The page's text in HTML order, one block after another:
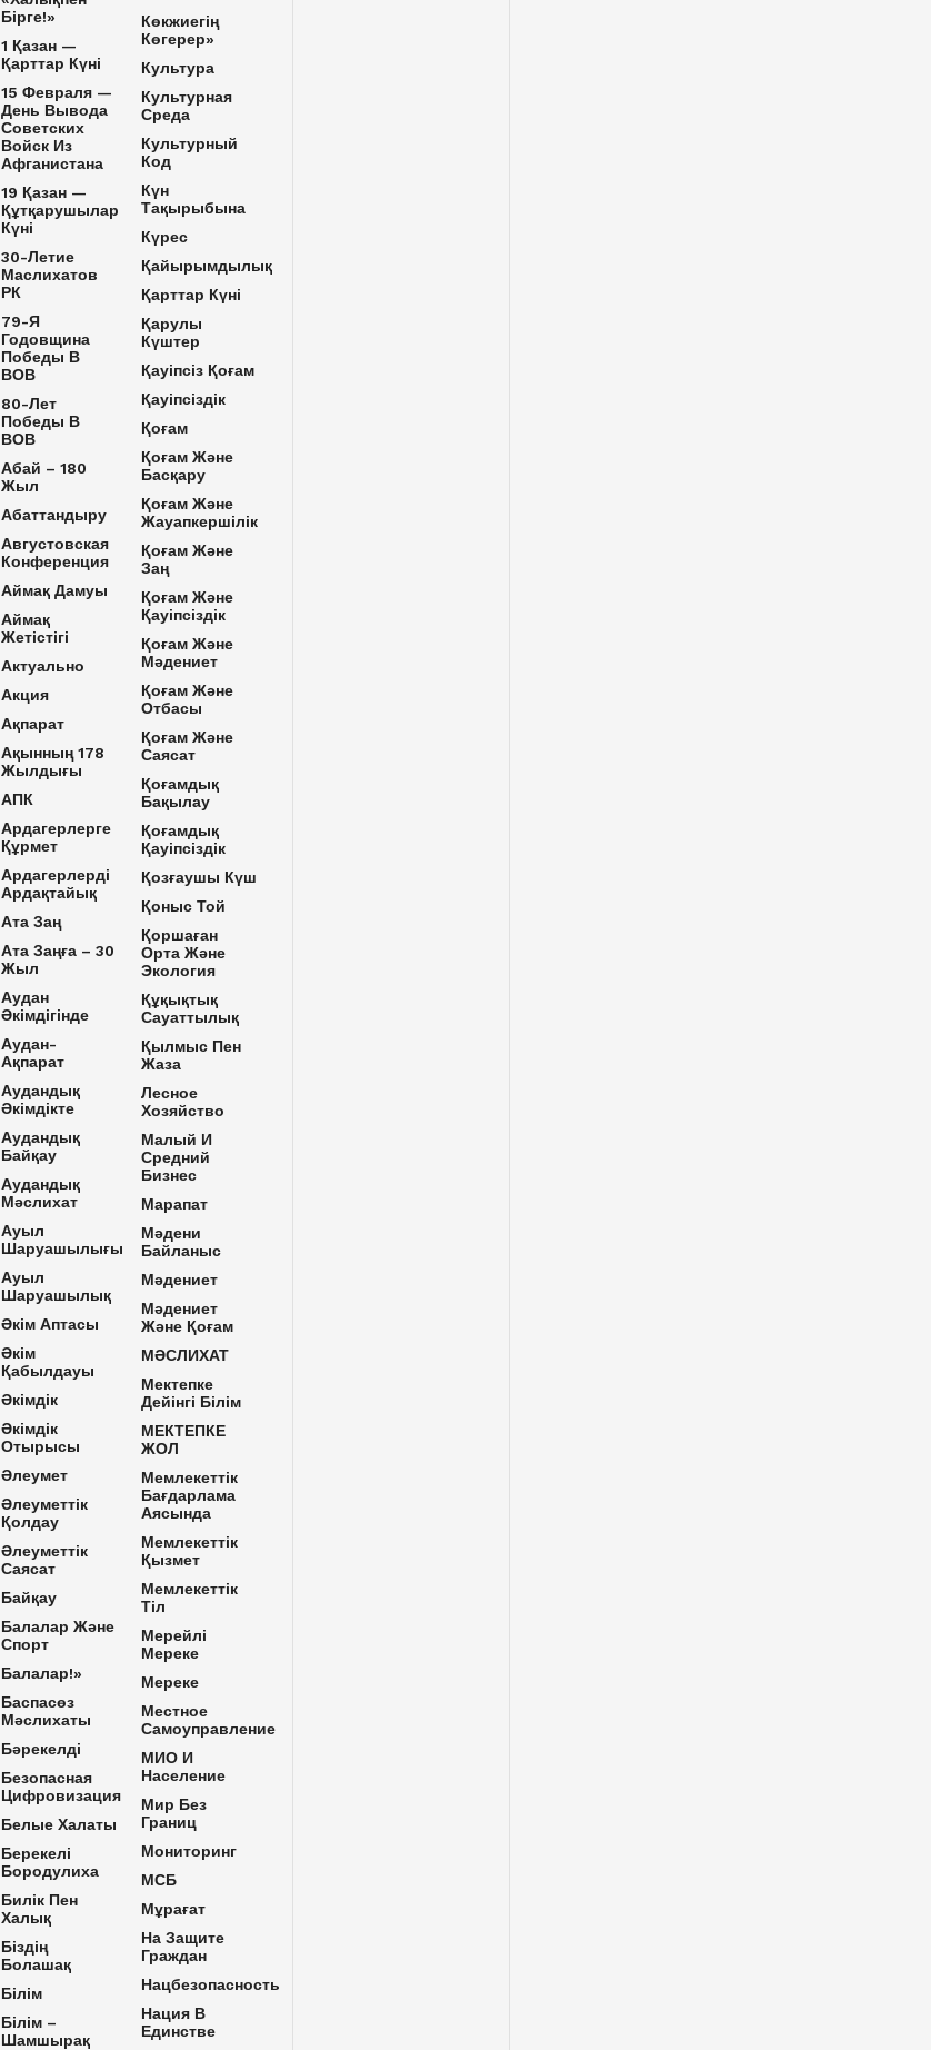
Бірге!»
1 Қазан —
Қарттар Күні
15 Февраля —
День Вывода
Советских
Войск Из
Афганистана
19 Қазан —
Құтқарушылар
Күні
30-Летие
Маслихатов
РК
79-Я
Годовщина
Победы В
ВОВ
80-Лет
Победы В
ВОВ
Абай – 180
Жыл
Абаттандыру
Августовская
Конференция
Аймақ Дамуы
Аймақ
Жетістігі
Актуально
Акция
Ақпарат
Ақынның 178
Жылдығы
АПК
Ардагерлерге
Құрмет
Ардагерлерді
Ардақтайық
Ата Заң
Ата Заңға – 30
Жыл
Аудан
Әкімдігінде
Аудан-
Ақпарат
Аудандық
Әкімдікте
Аудандық
Байқау
Аудандық
Мәслихат
Ауыл
Шаруашылығы
Ауыл
Шаруашылық
Әкім Аптасы
Әкім
Қабылдауы
Әкімдік
Әкімдік
Отырысы
Әлеумет
Әлеуметтік
Қолдау
Әлеуметтік
Саясат
Байқау
Балалар Және
Спорт
Балалар!»
Баспасөз
Мәслихаты
Бәрекелді
Безопасная
Цифровизация
Белые Халаты
Берекелі
Бородулиха
Билік Пен
Халық
Біздің
Болашақ
Білім
Білім –
Шамшырақ
Көкжиегің
Көгерер»
Культура
Культурная
Среда
Культурный
Код
Күн
Тақырыбына
Күрес
Қайырымдылық
Қарттар Күні
Қарулы
Күштер
Қауіпсіз Қоғам
Қауіпсіздік
Қоғам
Қоғам Және
Басқару
Қоғам Және
Жауапкершілік
Қоғам Және
Заң
Қоғам Және
Қауіпсіздік
Қоғам Және
Мәдениет
Қоғам Және
Отбасы
Қоғам Және
Саясат
Қоғамдық
Бақылау
Қоғамдық
Қауіпсіздік
Қозғаушы Күш
Қоныс Той
Қоршаған
Орта Және
Экология
Құқықтық
Сауаттылық
Қылмыс Пен
Жаза
Лесное
Хозяйство
Малый И
Средний
Бизнес
Марапат
Мәдени
Байланыс
Мәдениет
Мәдениет
Және Қоғам
МӘСЛИХАТ
Мектепке
Дейінгі Білім
МЕКТЕПКЕ
ЖОЛ
Мемлекеттік
Бағдарлама
Аясында
Мемлекеттік
Қызмет
Мемлекеттік
Тіл
Мерейлі
Мереке
Мереке
Местное
Самоуправление
МИО И
Население
Мир Без
Границ
Мониторинг
МСБ
Мұрағат
На Защите
Граждан
Нацбезопасность
Нация В
Единстве